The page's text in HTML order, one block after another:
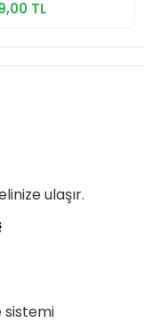
21 VİTES
TL
ulaşır.
sistemi